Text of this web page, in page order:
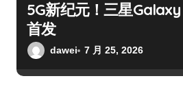
5G新纪元！三星
首发
dawei 7 月 25, 2026